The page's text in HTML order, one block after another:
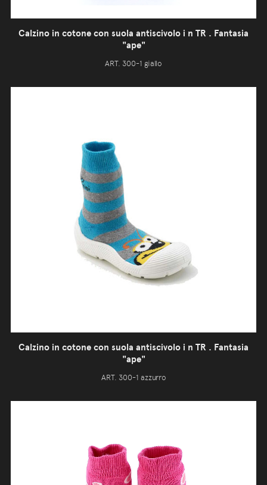
Calzino in cotone con suola antiscivolo i n TR . Fantasia
"ape"
ART. 300-1 giallo
Calzino in cotone con suola antiscivolo i n TR . Fantasia
"ape"
ART. 300-1 azzurro